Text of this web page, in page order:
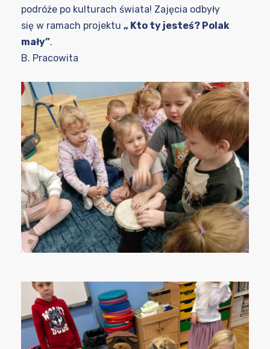
podróże po kulturach świata! Zajęcia odbyły
się w ramach projektu „ Kto ty jesteś? Polak
mały”.
B. Pracowita